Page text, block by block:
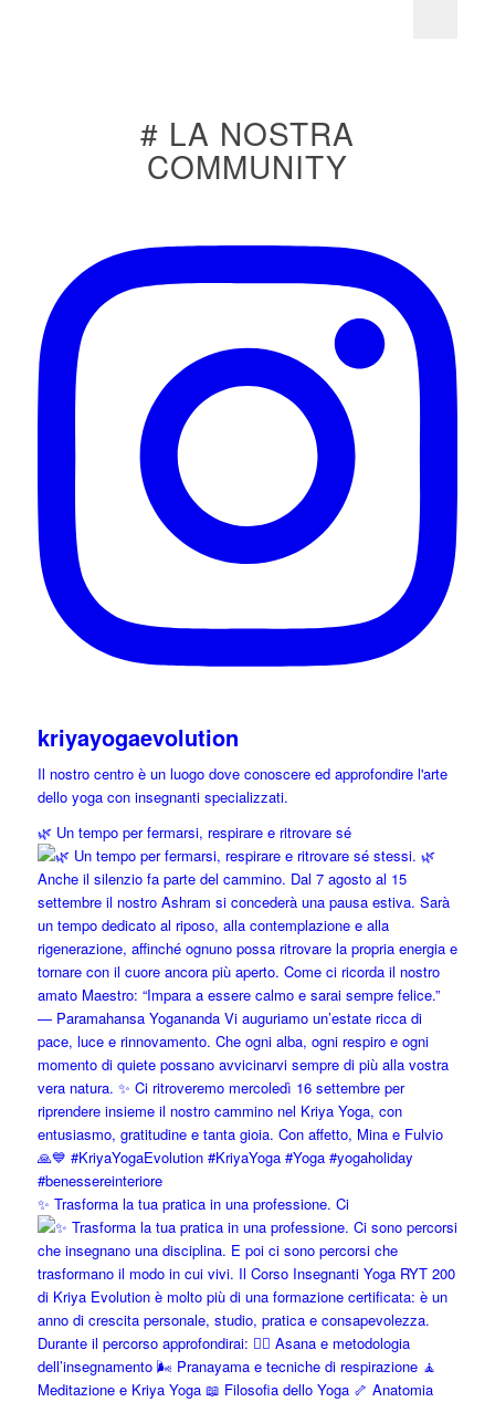
# LA NOSTRA
COMMUNITY
kriyayogaevolution
Il nostro centro è un luogo dove conoscere ed approfondire l'arte
dello yoga con insegnanti specializzati.
🌿 Un tempo per fermarsi, respirare e ritrovare sé
✨ Trasforma la tua pratica in una professione. Ci